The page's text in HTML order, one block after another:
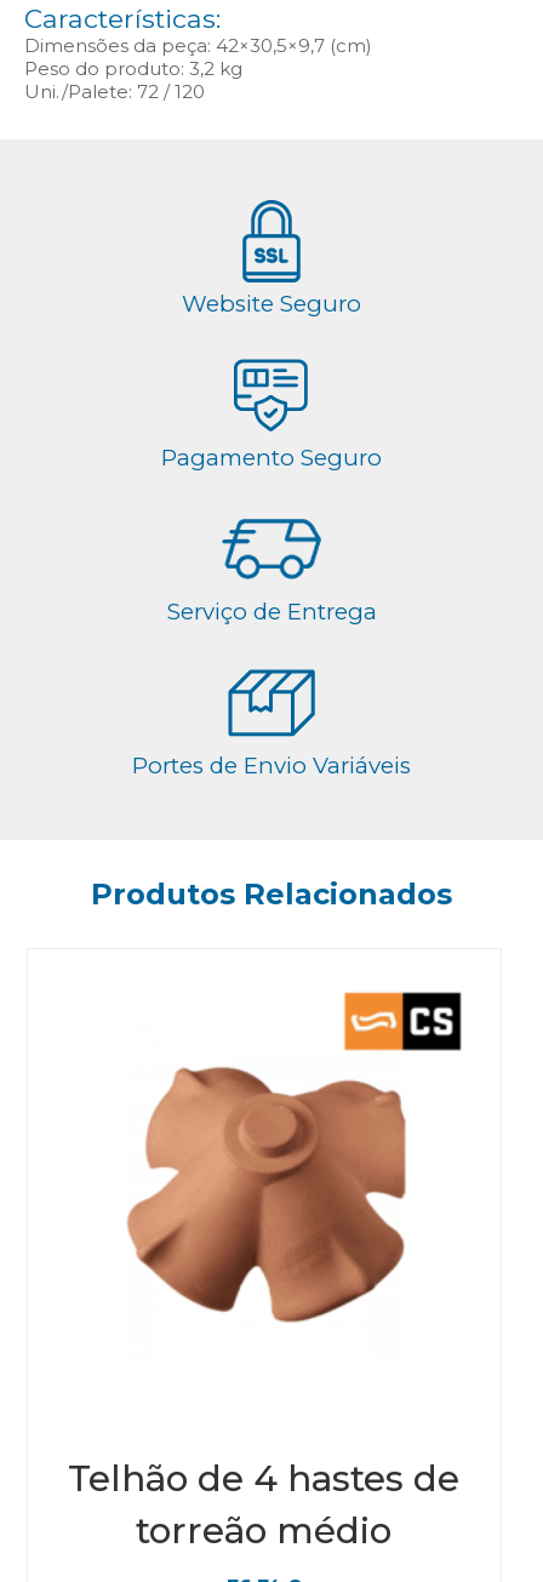
Características:
Dimensões da peça: 42×30,5×9,7 (cm)
Peso do produto: 3,2 kg
Uni./Palete: 72 / 120
Website Seguro
Pagamento Seguro
Serviço de Entrega
Portes de Envio Variáveis
Produtos Relacionados
Telhão de 4 hastes de
torreão médio